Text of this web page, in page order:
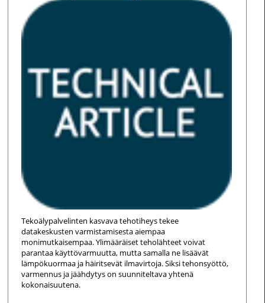
Tekoälypalvelinten kasvava tehotiheys tekee
datakeskusten varmistamisesta aiempaa
monimutkaisempaa. Ylimääräiset teholähteet voivat
parantaa käyttövarmuutta, mutta samalla ne lisäävät
lämpökuormaa ja häiritsevät ilmavirtoja. Siksi tehonsyöttö,
varmennus ja jäähdytys on suunniteltava yhtenä
kokonaisuutena.